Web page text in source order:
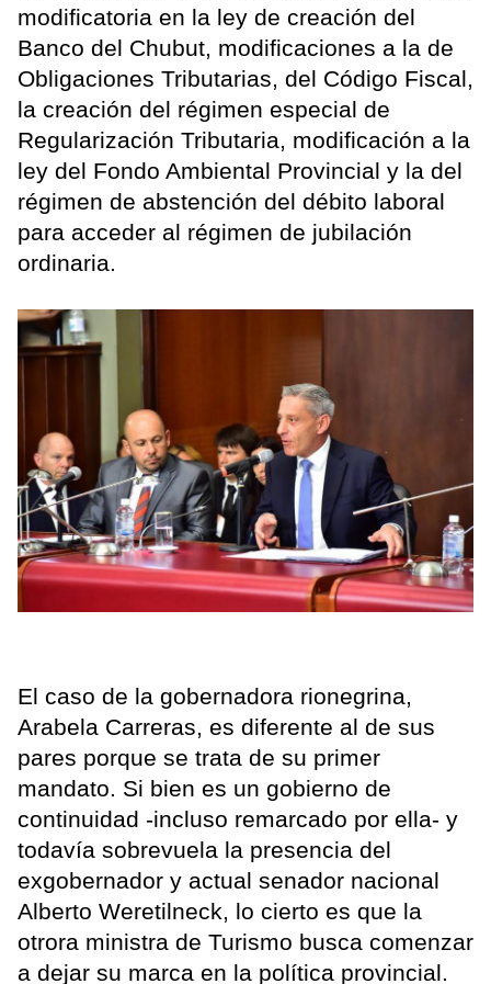
modificatoria en la ley de creación del
Banco del Chubut, modificaciones a la de
Obligaciones Tributarias, del Código Fiscal,
la creación del régimen especial de
Regularización Tributaria, modificación a la
ley del Fondo Ambiental Provincial y la del
régimen de abstención del débito laboral
para acceder al régimen de jubilación
ordinaria.
El caso de la gobernadora rionegrina,
Arabela Carreras, es diferente al de sus
pares porque se trata de su primer
mandato. Si bien es un gobierno de
continuidad -incluso remarcado por ella- y
todavía sobrevuela la presencia del
exgobernador y actual senador nacional
Alberto Weretilneck, lo cierto es que la
otrora ministra de Turismo busca comenzar
a dejar su marca en la política provincial.